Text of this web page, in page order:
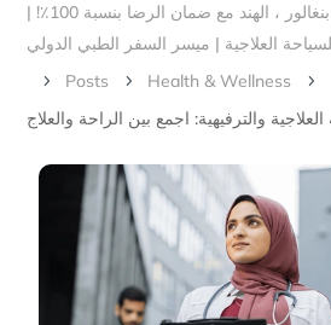
صناعة السياحة الطبية في بنغالور ، الهند مع ضمان الرضا بنسبة 100٪! |
العلاجية | ميسر السفر الطبي الدولي
5 Posts 5 Health & Wellness 5
والترفيهية: اجمع بين الراحة والعلاج